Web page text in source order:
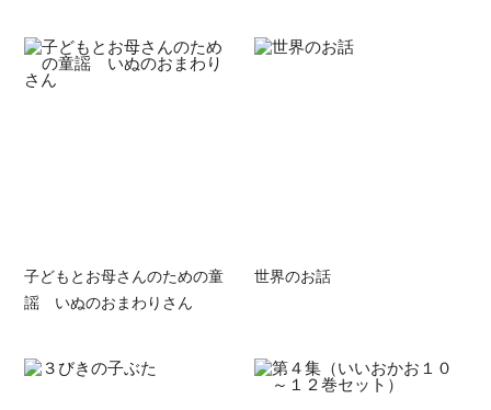
子どもとお母さんのための童
謡 いぬのおまわりさん
世界のお話